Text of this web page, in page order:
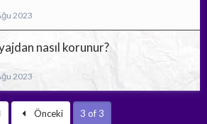
2023
nasıl korunur?
2023
First Önceki 3 of 3